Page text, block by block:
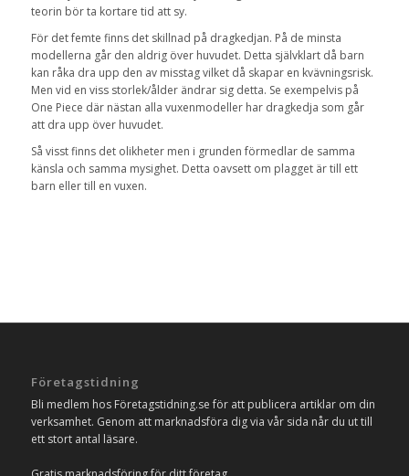
teorin bör ta kortare tid att sy.
För det femte finns det skillnad på dragkedjan. På de minsta
modellerna går den aldrig över huvudet. Detta självklart då barn
kan råka dra upp den av misstag vilket då skapar en kvävningsrisk.
Men vid en viss storlek/ålder ändrar sig detta. Se exempelvis på
One Piece där nästan alla vuxenmodeller har dragkedja som går
att dra upp över huvudet.
Så visst finns det olikheter men i grunden förmedlar de samma
känsla och samma mysighet. Detta oavsett om plagget är till ett
barn eller till en vuxen.
Företagstidning
Bli medlem hos Företagstidning.se för att publicera artiklar om din
verksamhet. Genom att marknadsföra dig via vår sida når du ut till
ett stort antal läsare.